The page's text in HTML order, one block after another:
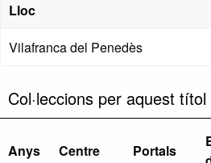
Lloc
Vilafranca del Penedès
Col·leccions per aquest títol
Anys Centre Portals